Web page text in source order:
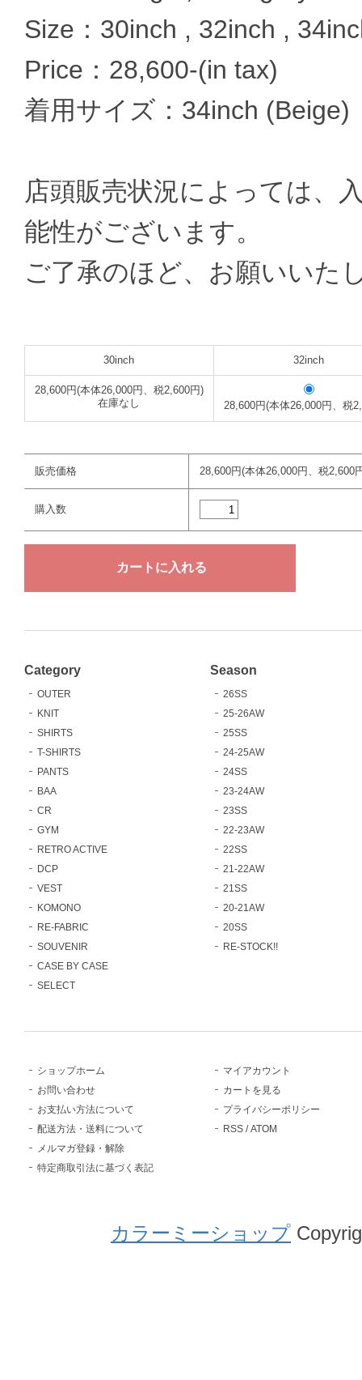
Size：30inch , 32inch ,
Price：28,600-(in tax)
着用サイズ：34inch (Beige)
店頭販売状況によっては、
能性がございます。
ご了承のほど、お願いいた
30inch 32inch
28,600円(本体26,000円、税2,600円)
在庫なし
28,600円(本体26,000円、税
販売価格 28,600円(本体26,000円、税2,600
購入数
Category
OUTER
KNIT
SHIRTS
T-SHIRTS
PANTS
BAA
CR
GYM
RETRO ACTIVE
DCP
VEST
KOMONO
RE-FABRIC
SOUVENIR
CASE BY CASE
SELECT
Season
26SS
25-26AW
25SS
24-25AW
24SS
23-24AW
23SS
22-23AW
22SS
21-22AW
21SS
20-21AW
20SS
RE-STOCK!!
ショップホーム
お問い合わせ
お支払い方法について
配送方法・送料について
メルマガ登録・解除
特定商取引法に基づく表記
マイアカウント
カートを見る
プライバシーポリシー
RSS /ATOM
カラーミーショップ